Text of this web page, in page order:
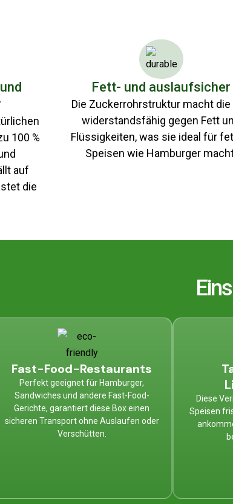
100 %
auf
die
Fett- und auslaufsicher
Die Zuckerrohrstruktur macht die
widerstandsfähig gegen Fett
Flüssigkeiten, was sie ideal für
Speisen wie Hamburger
Fast-Food-Restaurants
Perfekt geeignet für Hamburger,
Sandwiches und andere Fast-Food-
Gerichte, garantiert diese Box einen
sicheren Transport ohne Auslaufen oder
Verschütten.
Diese
Speisen